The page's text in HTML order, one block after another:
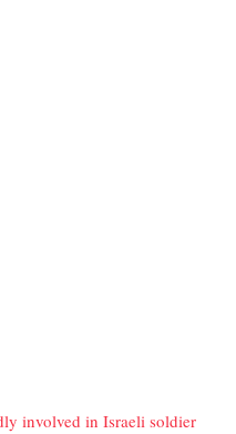
involved in Israeli soldier